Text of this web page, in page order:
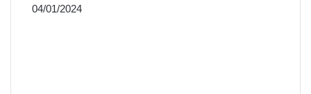
04/01/2024